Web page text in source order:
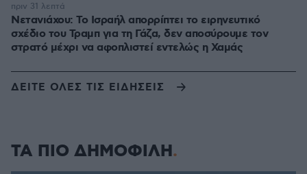
Νετανιάχου: Το Ισραήλ απορρίπτει το ειρηνευτικό
σχέδιο του Τραμπ για τη Γάζα, δεν αποσύρουμε τον
στρατό μέχρι να αφοπλιστεί εντελώς η Χαμάς
πριν 31 λεπτά
ΔΕΙΤΕ ΟΛΕΣ ΤΙΣ ΕΙΔΗΣΕΙΣ
ΤΑ ΠΙΟ ΔΗΜΟΦΙΛΗ